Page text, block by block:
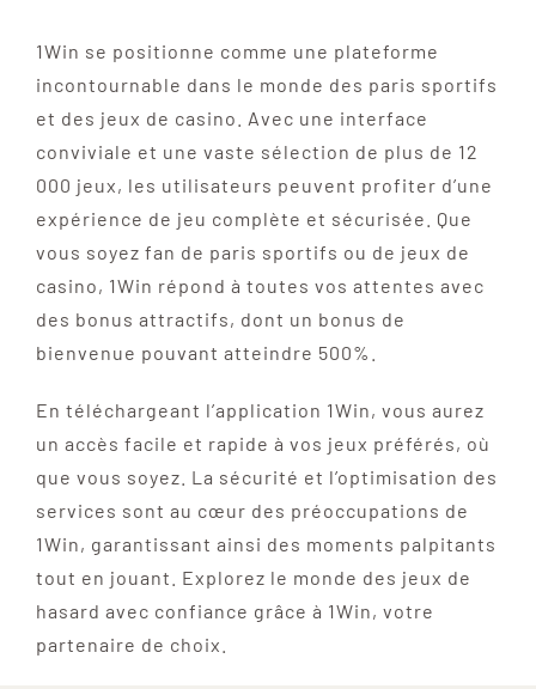
1Win se positionne comme une plateforme
incontournable dans le monde des paris sportifs
et des jeux de casino. Avec une interface
conviviale et une vaste sélection de plus de 12
000 jeux, les utilisateurs peuvent profiter d’une
expérience de jeu complète et sécurisée. Que
vous soyez fan de paris sportifs ou de jeux de
casino, 1Win répond à toutes vos attentes avec
des bonus attractifs, dont un bonus de
bienvenue pouvant atteindre 500%.
En téléchargeant l’application 1Win, vous aurez
un accès facile et rapide à vos jeux préférés, où
que vous soyez. La sécurité et l’optimisation des
services sont au cœur des préoccupations de
1Win, garantissant ainsi des moments palpitants
tout en jouant. Explorez le monde des jeux de
hasard avec confiance grâce à 1Win, votre
partenaire de choix.